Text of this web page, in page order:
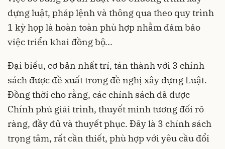
dựng luật, pháp lệnh và thông qua theo quy trình
1 kỳ họp là hoàn toàn phù hợp nhằm đảm bảo
việc triển khai đồng bộ...
Đại biểu, cơ bản nhất trí, tán thành với 3 chính
sách được đề xuất trong đề nghị xây dựng Luật.
Đồng thời cho rằng, các chính sách đã được
Chính phủ giải trình, thuyết minh tương đối rõ
ràng, đầy đủ và thuyết phục. Đây là 3 chính sách
trọng tâm, rất cần thiết, phù hợp với yêu cầu đổi